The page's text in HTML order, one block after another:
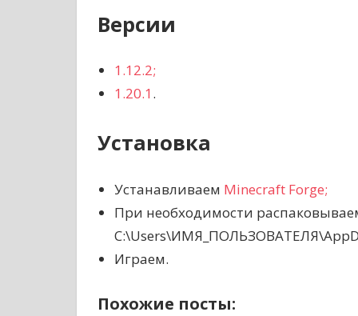
Версии
1.12.2;
1.20.1.
Установка
Устанавливаем Minecraft Forge;
При необходимости
Играем.
Похожие посты: